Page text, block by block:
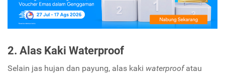
2. Alas Kaki Waterproof
Selain jas hujan dan payung, alas kaki waterproofatau